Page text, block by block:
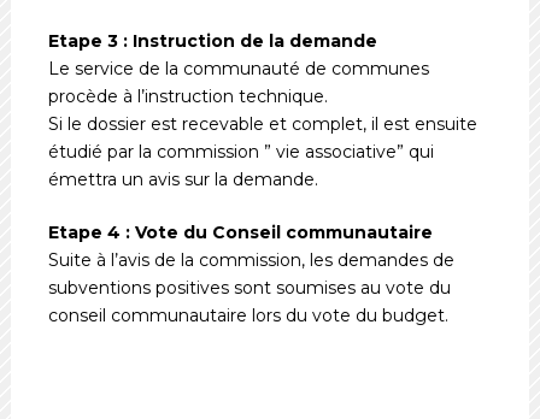
Etape 3 : Instruction de la demande
Le service de la communauté de communes
procède à l’instruction technique.
Si le dossier est recevable et complet, il est ensuite
étudié par la commission ” vie associative” qui
émettra un avis sur la demande.
Etape 4 : Vote du Conseil communautaire
Suite à l’avis de la commission, les demandes de
subventions positives sont soumises au vote du
conseil communautaire lors du vote du budget.